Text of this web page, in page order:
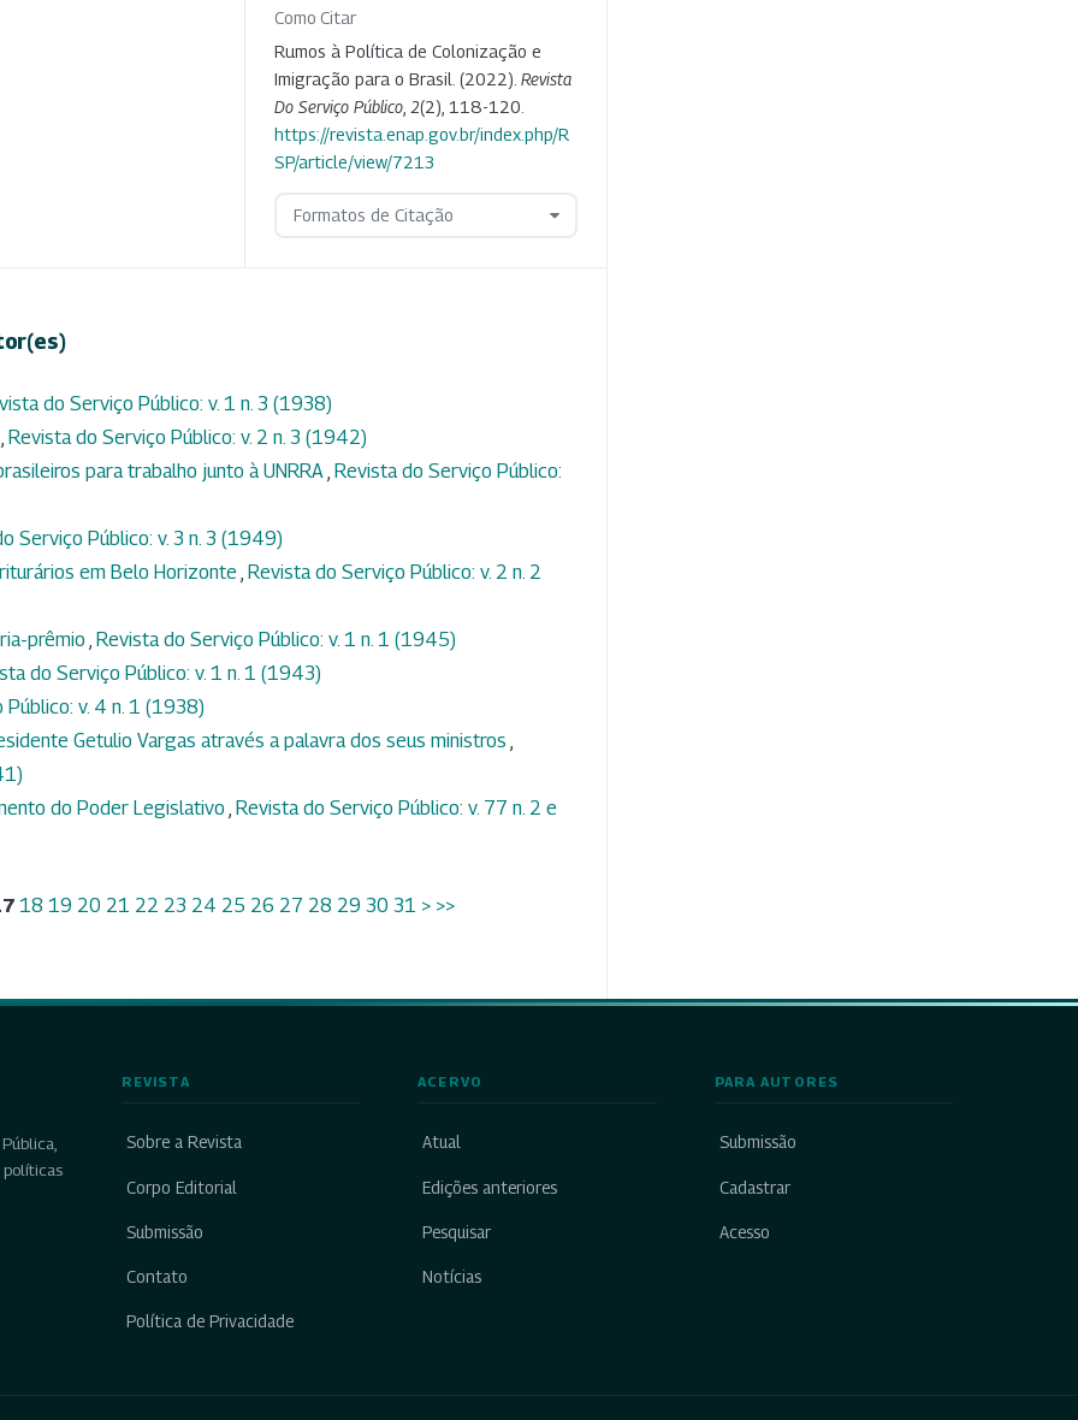
Como Citar
Rumos à Política de Colonização e
Imigração para o Brasil. (2022). Revista
Do Serviço Público 2(2), 118-120.
https://revista.enap.gov.br/index.php/R
SP/article/view/7213
Formatos de Citação
do Serviço Público: v. 1 n. 3 (1938)
Revista do Serviço Público: v. 2 n. 3 (1942)
para trabalho junto à UNRRA Revista do Serviço Público:
Serviço Público: v. 3 n. 3 (1949)
em Belo Horizonte Revista do Serviço Público: v. 2 n. 2
prêmio Revista do Serviço Público: v. 1 n. 1 (1945)
do Serviço Público: v. 1 n. 1 (1943)
v. 4 n. 1 (1938)
Getulio Vargas através a palavra dos seus ministros
do Poder Legislativo Revista do Serviço Público: v. 77 n. 2 e
18 19 20 21 22 23 24 25 26 27 28 29 30 31 > >>
políticas
REVISTA
Sobre a Revista
Corpo Editorial
Submissão
Contato
Política de Privacidade
ACERVO
Atual
Edições anteriores
Pesquisar
Notícias
PARA AUTORES
Submissão
Cadastrar
Acesso